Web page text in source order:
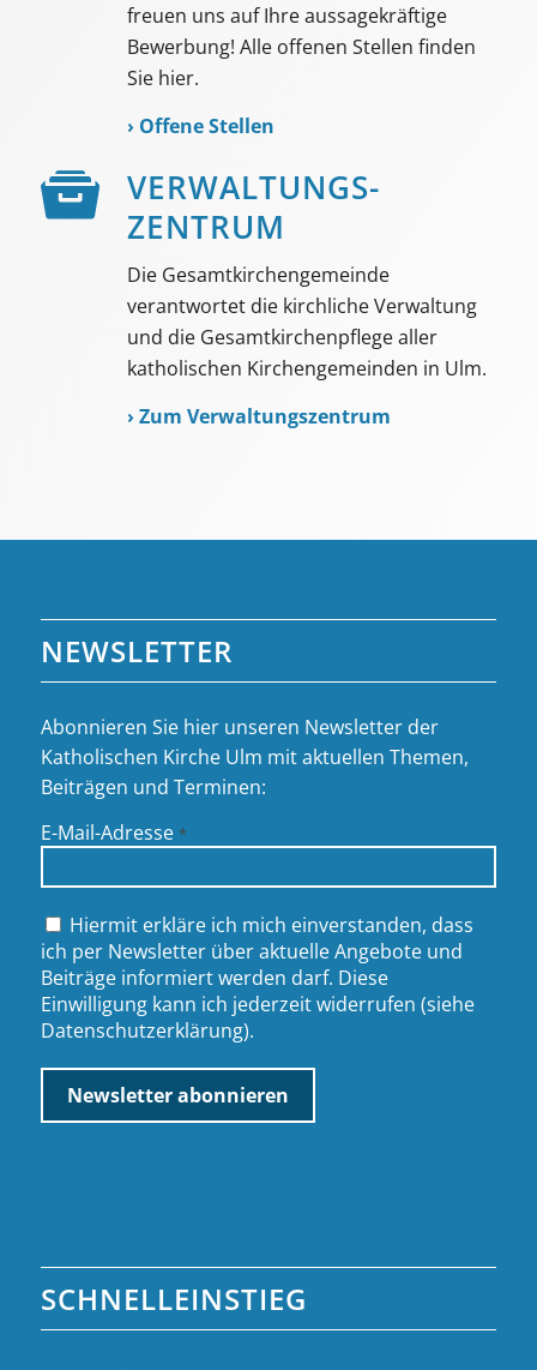
freuen uns auf Ihre aussage­kräftige
Bewerbung! Alle offenen Stellen finden
Sie hier.
› Offene Stellen
VER­WALTUNGS­­
ZENTRUM
Die Gesamtkirchengemeinde
verantwortet die kirchliche Verwaltung
und die Gesamtkirchenpflege aller
katholischen Kirchengemeinden in Ulm.
› Zum Verwaltungszentrum
NEWSLETTER
Abonnieren Sie hier unseren Newsletter der
Katholischen Kirche Ulm mit aktuellen Themen,
Beiträgen und Terminen:
E-Mail-Adresse *
Hiermit erkläre ich mich einverstanden, dass
ich per Newsletter über aktuelle Angebote und
Beiträge informiert werden darf. Diese
Einwilligung kann ich jederzeit widerrufen (siehe
Datenschutzerklärung).
SCHNELLEINSTIEG